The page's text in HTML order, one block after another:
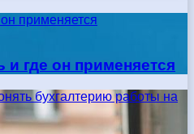
он применяется
и где он применяется
бухгалтерию работы на